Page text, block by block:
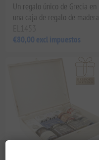
Un regalo único de Grecia en
una caja de regalo de madera
€80,00 excl impuestos